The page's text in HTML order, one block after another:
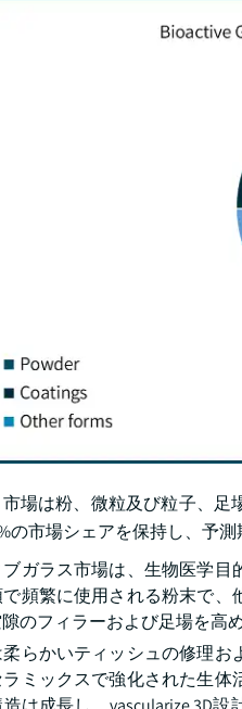
場は粉、微粒及び粒子、
の市場シェアを保持し、予測
ガラス市場は、生物医学
頻繁に使用される粉末で
のフィラーおよび足場を高
らかいティッシュの修理
ミックスで強化された生